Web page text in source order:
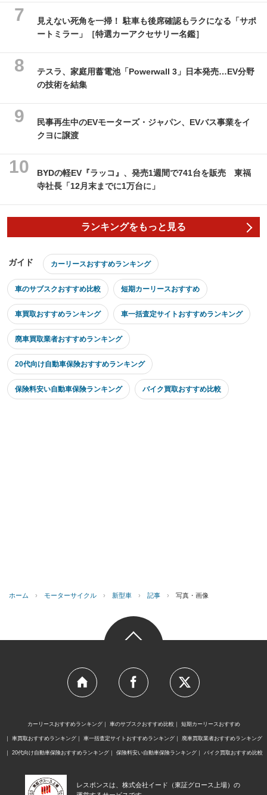
見えない死角を一掃！ 駐車も後席確認もラクになる「サポ
ートミラー」［特選カーアクセサリー名鑑］
テスラ、家庭用蓄電池「Powerwall 3」日本発売…EV分野
の技術を結集
民事再生中のEVモーターズ・ジャパン、EVバス事業をイ
クヨに譲渡
BYDの軽EV『ラッコ』、発売1週間で741台を販売 東福
寺社長「12月末までに1万台に」
ランキングをもっと見る
ガイド カーリースおすすめランキング
車のサブスクおすすめ比較 短期カーリースおすすめ
車買取おすすめランキング 車一括査定サイトおすすめランキング
廃車買取業者おすすめランキング
20代向け自動車保険おすすめランキング
保険料安い自動車保険ランキング バイク買取おすすめ比較
ホーム › モーターサイクル › 新型車 › 記事 › 写真・画像
カーリースおすすめランキング 車のサブスクおすすめ比較 短期カーリースおすすめ
車買取おすすめランキング 車一括査定サイトおすすめランキング 廃車買取業者おすすめランキング
20代向け自動車保険おすすめランキング 保険料安い自動車保険ランキング バイク買取おすすめ比較
レスポンスは、株式会社イード（東証グロース上場）の